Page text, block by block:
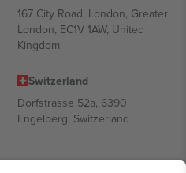
167 City Road, London, Greater
London, EC1V 1AW, United
Kingdom
Switzerland
Dorfstrasse 52a, 6390
Engelberg, Switzerland